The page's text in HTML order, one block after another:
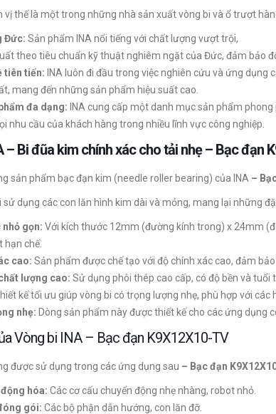
vị thế là một trong những nhà sản xuất vòng bi và ổ trượt
Đức: Sản phẩm INA nổi tiếng với chất lượng vượt trội,
theo tiêu chuẩn kỹ thuật nghiêm ngặt của Đức, đảm bảo
tiên tiến: INA luôn đi đầu trong việc nghiên cứu và ứng dụng
mang đến những sản phẩm hiệu suất cao.
đa dạng: INA cung cấp một danh mục sản phẩm phong
nhu cầu của khách hàng trong nhiều lĩnh vực công nghiệp.
– Bi đũa kim chính xác cho tải nhẹ – Bạc đạn
sản phẩm bạc đạn kim (needle roller bearing) của INA –
sử dụng các con lăn hình kim dài và mỏng, mang lại những
nhỏ gọn: Với kích thước 12mm (đường kính trong) x 24mm
hạn chế.
cao: Sản phẩm được chế tạo với độ chính xác cao, đảm
lượng cao: Sử dụng phôi thép cao cấp, có độ bền và tuổi
kế tối ưu giúp vòng bi có trọng lượng nhẹ, phù hợp với các
nhẹ: Dòng sản phẩm này được thiết kế cho các ứng dụng
Vòng bi INA – Bạc đạn K9X12X10-TV
được sử dụng trong các ứng dụng sau – Bạc đạn
hóa: Các cơ cấu chuyển động nhẹ nhàng, robot nhỏ.
gói: Các bộ phận dẫn hướng, con lăn đỡ.